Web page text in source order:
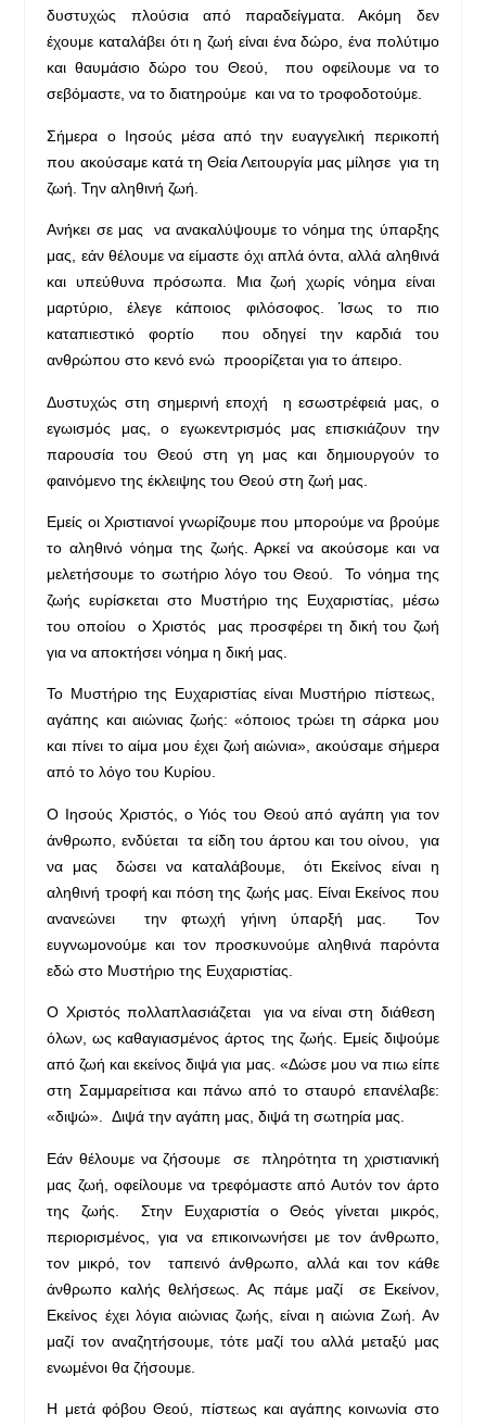
δυστυχώς πλούσια από παραδείγματα. Ακόμη δεν
έχουμε καταλάβει ότι η ζωή είναι ένα δώρο, ένα πολύτιμο
και θαυμάσιο δώρο του Θεού, που οφείλουμε να το
σεβόμαστε, να το διατηρούμε και να το τροφοδοτούμε.
Σήμερα o Ιησούς μέσα από την ευαγγελική περικοπή
που ακούσαμε κατά τη Θεία Λειτουργία μας μίλησε για τη
ζωή. Την αληθινή ζωή.
Ανήκει σε μας να ανακαλύψουμε το νόημα της ύπαρξης
μας, εάν θέλουμε να είμαστε όχι απλά όντα, αλλά αληθινά
και υπεύθυνα πρόσωπα. Μια ζωή χωρίς νόημα είναι
μαρτύριο, έλεγε κάποιος φιλόσοφος. Ίσως το πιο
καταπιεστικό φορτίο που οδηγεί την καρδιά του
ανθρώπου στο κενό ενώ προορίζεται για το άπειρο.
Δυστυχώς στη σημερινή εποχή η εσωστρέφειά μας, ο
εγωισμός μας, ο εγωκεντρισμός μας επισκιάζουν την
παρουσία του Θεού στη γη μας και δημιουργούν το
φαινόμενο της έκλειψης του Θεού στη ζωή μας.
Εμείς οι Χριστιανοί γνωρίζουμε που μπορούμε να βρούμε
το αληθινό νόημα της ζωής. Αρκεί να ακούσομε και να
μελετήσουμε το σωτήριο λόγο του Θεού. Το νόημα της
ζωής ευρίσκεται στο Μυστήριο της Ευχαριστίας, μέσω
του οποίου ο Χριστός μας προσφέρει τη δική του ζωή
για να αποκτήσει νόημα η δική μας.
Το Μυστήριο της Ευχαριστίας είναι Μυστήριο πίστεως,
αγάπης και αιώνιας ζωής: «όποιος τρώει τη σάρκα μου
και πίνει το αίμα μου έχει ζωή αιώνια», ακούσαμε σήμερα
από το λόγο του Κυρίου.
Ο Ιησούς Χριστός, ο Υιός του Θεού από αγάπη για τον
άνθρωπο, ενδύεται τα είδη του άρτου και του οίνου, για
να μας δώσει να καταλάβουμε, ότι Εκείνος είναι η
αληθινή τροφή και πόση της ζωής μας. Είναι Εκείνος που
ανανεώνει την φτωχή γήινη ύπαρξή μας. Τον
ευγνωμονούμε και τον προσκυνούμε αληθινά παρόντα
εδώ στο Μυστήριο της Ευχαριστίας.
Ο Χριστός πολλαπλασιάζεται για να είναι στη διάθεση
όλων, ως καθαγιασμένος άρτος της ζωής. Εμείς διψούμε
από ζωή και εκείνος διψά για μας. «Δώσε μου να πιω είπε
στη Σαμμαρείτισα και πάνω από το σταυρό επανέλαβε:
«διψώ». Διψά την αγάπη μας, διψά τη σωτηρία μας.
Εάν θέλουμε να ζήσουμε σε πληρότητα τη χριστιανική
μας ζωή, οφείλουμε να τρεφόμαστε από Αυτόν τον άρτο
της ζωής. Στην Ευχαριστία ο Θεός γίνεται μικρός,
περιορισμένος, για να επικοινωνήσει με τον άνθρωπο,
τον μικρό, τον ταπεινό άνθρωπο, αλλά και τον κάθε
άνθρωπο καλής θελήσεως. Ας πάμε μαζί σε Εκείνον,
Εκείνος έχει λόγια αιώνιας ζωής, είναι η αιώνια Ζωή. Αν
μαζί τον αναζητήσουμε, τότε μαζί του αλλά μεταξύ μας
ενωμένοι θα ζήσουμε.
Η μετά φόβου Θεού, πίστεως και αγάπης κοινωνία στο